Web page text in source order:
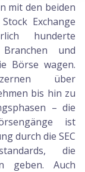
mit den beiden
Exchange
hunderte
und
Börse wagen.
über
bis hin zu
– die
ist
durch die SEC
die
geben. Auch